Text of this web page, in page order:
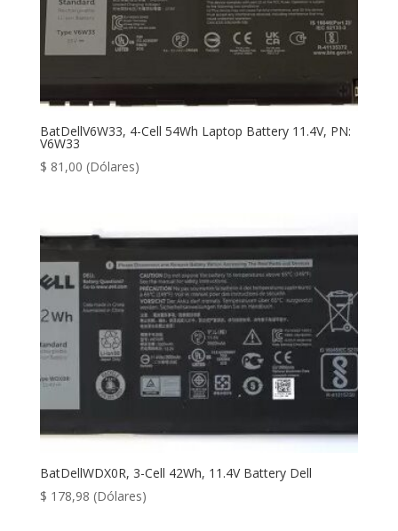
BatDellV6W33, 4-Cell 54Wh Laptop Battery 11.4V, PN:
V6W33
$ 81,00 (Dólares)
BatDellWDX0R, 3-Cell 42Wh, 11.4V Battery Dell
$ 178,98 (Dólares)